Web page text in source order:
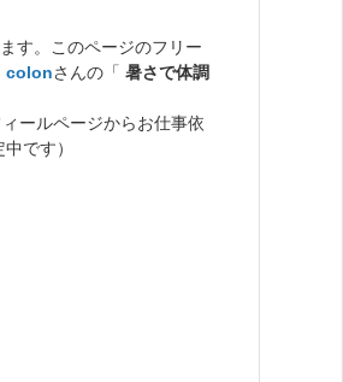
す。このページのフリー
colonさんの「 暑さで体調
ールページからお仕事依
です）